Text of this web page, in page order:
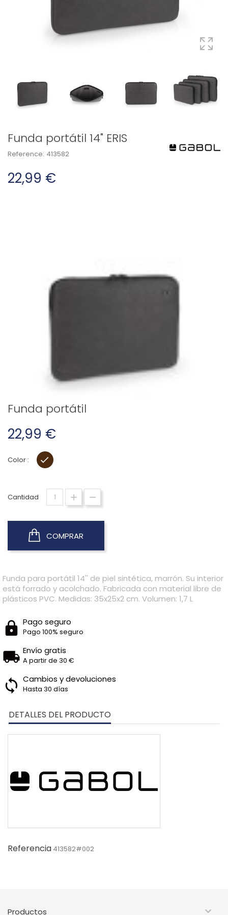
Funda portátil 14" ERIS
Reference: 413582
22,99 €
Funda portátil
22,99 €
Color : MARRON
Cantidad
COMPRAR
Funda para portátil 14'' de piel sintética, marrón. Su interior
está forrado y acolchado. Fabricada con material libre de
plásticos PVC. Medidas: 35x25x2 cm. Volumen: 1,7 L
Pago seguro
Pago 100% seguro
Envío gratis
A partir de 30 €
Cambios y devoluciones
Hasta 30 días
DETALLES DEL PRODUCTO
Referencia 413582#002
Productos 